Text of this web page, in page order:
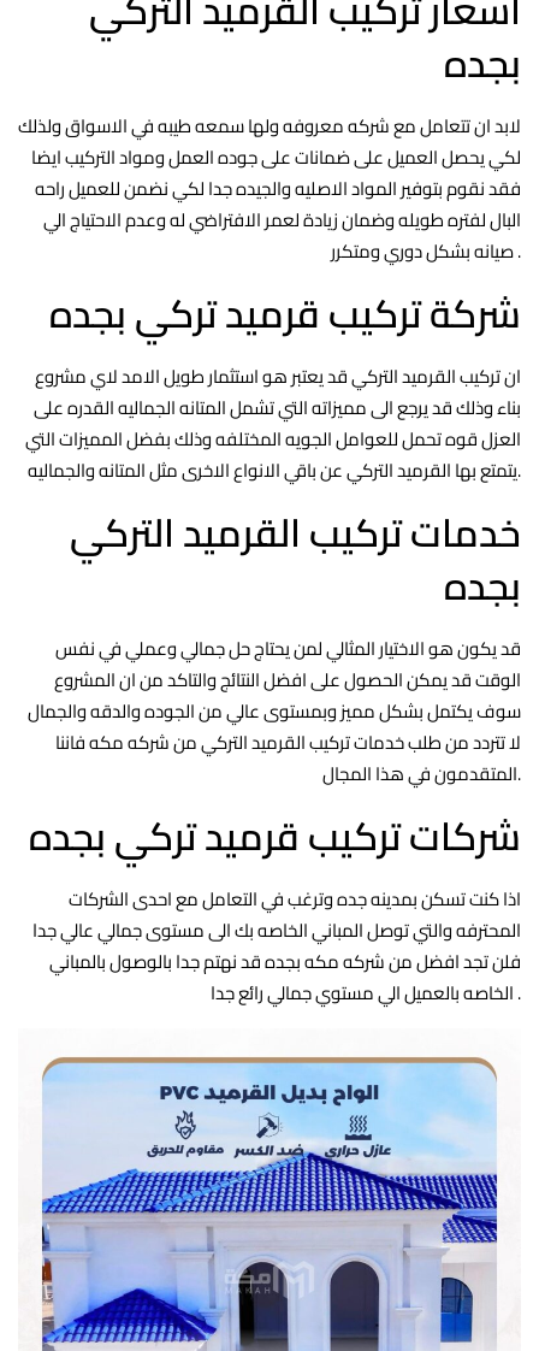
بجده
لابد ان تتعامل مع شركه معروفه ولها سمعه طيبه في الاسواق ولذلك
لكي يحصل العميل على ضمانات على جوده العمل ومواد التركيب ايضا
فقد نقوم بتوفير المواد الاصليه والجيده جدا لكي نضمن للعميل راحه
البال لفتره طويله وضمان زيادة لعمر الافتراضي له وعدم الاحتياج الي
صيانه بشكل دوري ومتكرر .
شركة تركيب قرميد تركي بجده
ان تركيب القرميد التركي قد يعتبر هو استثمار طويل الامد لاي مشروع
بناء وذلك قد يرجع الى مميزاته التي تشمل المتانه الجماليه القدره على
العزل قوه تحمل للعوامل الجويه المختلفه وذلك بفضل المميزات التي
يتمتع بها القرميد التركي عن باقي الانواع الاخرى مثل المتانه والجماليه.
خدمات تركيب القرميد التركي
بجده
قد يكون هو الاختيار المثالي لمن يحتاج حل جمالي وعملي في نفس
الوقت قد يمكن الحصول على افضل النتائج والتاكد من ان المشروع
سوف يكتمل بشكل مميز وبمستوى عالي من الجوده والدقه والجمال
لا تتردد من طلب خدمات تركيب القرميد التركي من شركه مكه فاننا
المتقدمون في هذا المجال.
شركات تركيب قرميد تركي بجده
اذا كنت تسكن بمدينه جده وترغب في التعامل مع احدى الشركات
المحترفه والتي توصل المباني الخاصه بك الى مستوى جمالي عالي جدا
فلن تجد افضل من شركه مكه بجده قد نهتم جدا بالوصول بالمباني
الخاصه بالعميل الي مستوي جمالي رائع جدا .